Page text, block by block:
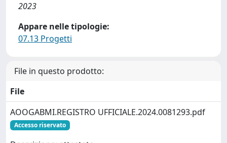
2023
Appare nelle tipologie:
07.13 Progetti
File in questo prodotto:
File
AOOGABMI.REGISTRO UFFICIALE.2024.0081293.pdf
Accesso riservato